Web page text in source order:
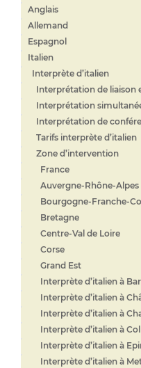
Anglais
Allemand
Espagnol
Italien
Interprète d’italien
Interprétation de liaison
Interprétation
Interprétation de
Tarifs interprète d’italien
Zone d’intervention
France
Auvergne-Rhône-Alpes
Bourgogne-Franche-
Bretagne
Centre-Val de Loire
Corse
Grand Est
Interprète d’italien à
Interprète d’italien à
Interprète d’italien à
Interprète d’italien à
Interprète d’italien à
Interprète d’italien à